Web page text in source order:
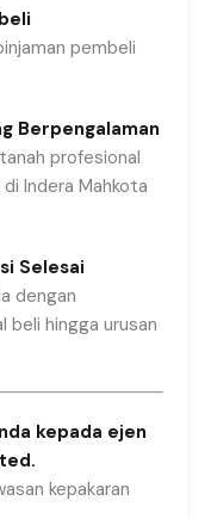
pembeli
Berpengalaman
profesional
Indera Mahkota
Selesai
dengan
beli hingga urusan
kepada ejen
kepakaran